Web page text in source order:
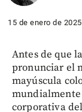
15 de enero de 2025
Antes de que
pronunciar el
mayúscula
mundialmente
corporativa